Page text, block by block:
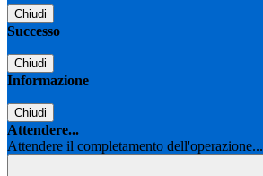
Chiudi
Successo
Chiudi
Informazione
Chiudi
Attendere...
Attendere il completamento dell'operazione...